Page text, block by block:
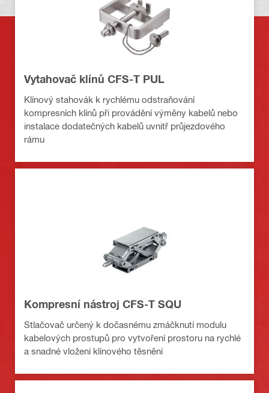
Vytahovač klínů CFS-T PUL
Klínový stahovák k rychlému odstraňování
kompresních klínů při provádění výměny kabelů nebo
instalace dodatečných kabelů uvnitř průjezdového
rámu
Kompresní nástroj CFS-T SQU
Stlačovač určený k dočasnému zmáčknutí modulu
kabelových prostupů pro vytvoření prostoru na rychlé
a snadné vložení klínového těsnění